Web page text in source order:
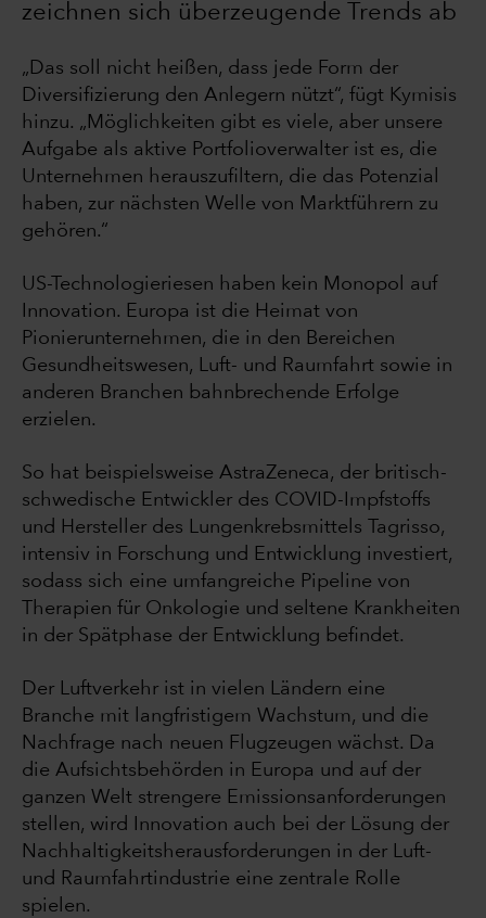
zeichnen sich überzeugende Trends ab
„Das soll nicht heißen, dass jede Form der
Diversifizierung den Anlegern nützt“, fügt Kymisis
hinzu. „Möglichkeiten gibt es viele, aber unsere
Aufgabe als aktive Portfolioverwalter ist es, die
Unternehmen herauszufiltern, die das Potenzial
haben, zur nächsten Welle von Marktführern zu
gehören.“
US-Technologieriesen haben kein Monopol auf
Innovation. Europa ist die Heimat von
Pionierunternehmen, die in den Bereichen
Gesundheitswesen, Luft- und Raumfahrt sowie in
anderen Branchen bahnbrechende Erfolge
erzielen.
So hat beispielsweise AstraZeneca, der britisch-
schwedische Entwickler des COVID-Impfstoffs
und Hersteller des Lungenkrebsmittels Tagrisso,
intensiv in Forschung und Entwicklung investiert,
sodass sich eine umfangreiche Pipeline von
Therapien für Onkologie und seltene Krankheiten
in der Spätphase der Entwicklung befindet.
Der Luftverkehr ist in vielen Ländern eine
Branche mit langfristigem Wachstum, und die
Nachfrage nach neuen Flugzeugen wächst. Da
die Aufsichtsbehörden in Europa und auf der
ganzen Welt strengere Emissionsanforderungen
stellen, wird Innovation auch bei der Lösung der
Nachhaltigkeitsherausforderungen in der Luft-
und Raumfahrtindustrie eine zentrale Rolle
spielen.